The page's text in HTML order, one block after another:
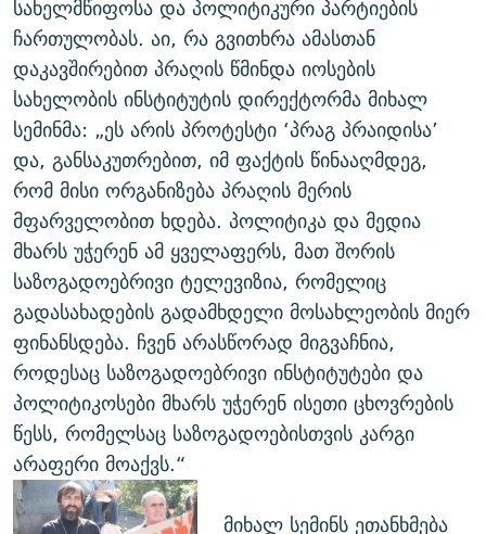
სახელმწიფოსა და პოლიტიკური პარტიების
ჩართულობას. აი, რა გვითხრა ამასთან
დაკავშირებით პრაღის წმინდა იოსების
სახელობის ინსტიტუტის დირექტორმა მიხალ
სემინმა: „ეს არის პროტესტი ‘პრაგ პრაიდისა’
და, განსაკუთრებით, იმ ფაქტის წინააღმდეგ,
რომ მისი ორგანიზება პრაღის მერის
მფარველობით ხდება. პოლიტიკა და მედია
მხარს უჭერენ ამ ყველაფერს, მათ შორის
საზოგადოებრივი ტელევიზია, რომელიც
გადასახადების გადამხდელი მოსახლეობის მიერ
ფინანსდება. ჩვენ არასწორად მიგვაჩნია,
როდესაც საზოგადოებრივი ინსტიტუტები და
პოლიტიკოსები მხარს უჭერენ ისეთი ცხოვრების
წესს, რომელსაც საზოგადოებისთვის კარგი
არაფერი მოაქვს.“
მიხალ სემინს ეთანხმება